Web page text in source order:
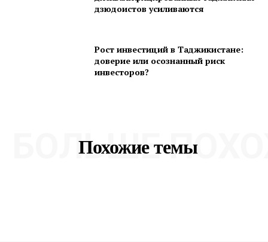
дзюдоистов усиливаются
Рост инвестиций в Таджикистане:
доверие или осознанный риск
инвесторов?
Похожие темы
БОЛЬШЕ